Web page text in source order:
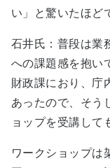
い」と驚いたほど
石井氏：普段は業
への課題感を抱い
財政課におり、庁
あったので、そう
ョップを受講して
ワークショップは